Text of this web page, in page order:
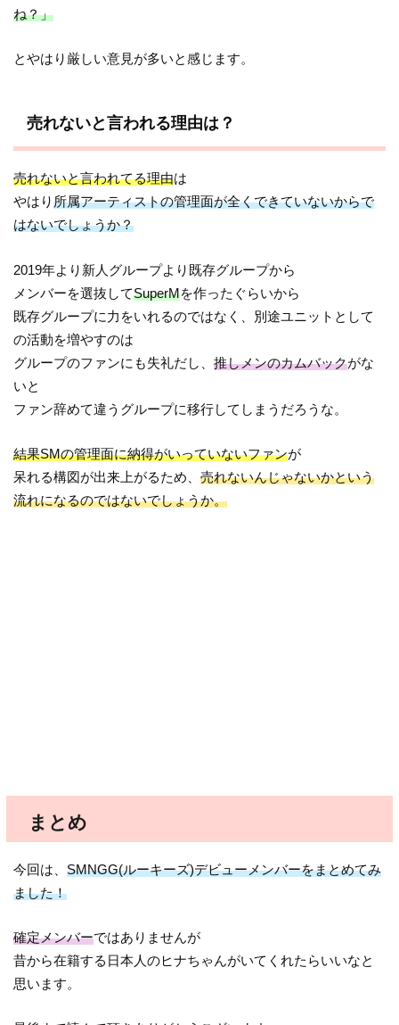
ね？」
とやはり厳しい意見が多いと感じます。
売れないと言われる理由は？
売れないと言われてる理由は
やはり所属アーティストの管理面が全くできていないからで
はないでしょうか？
2019年より新人グループより既存グループから
メンバーを選抜してSuperMを作ったぐらいから
既存グループに力をいれるのではなく、別途ユニットとして
の活動を増やすのは
グループのファンにも失礼だし、推しメンのカムバックがな
いと
ファン辞めて違うグループに移行してしまうだろうな。
結果SMの管理面に納得がいっていないファンが
呆れる構図が出来上がるため、売れないんじゃないかという
流れになるのではないでしょうか。
まとめ
今回は、SMNGG(ルーキーズ)デビューメンバーをまとめてみ
ました！
確定メンバーではありませんが
昔から在籍する日本人のヒナちゃんがいてくれたらいいなと
思います。